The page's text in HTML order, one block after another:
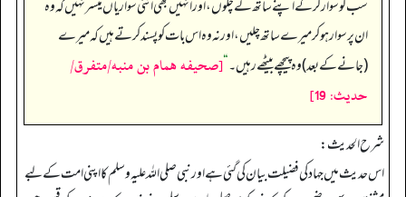
سب کو سوار کر کے اپنے ساتھ لے چلوں، اور انہیں بھی اتنی سواریاں میسر نہیں کہ وہ
ان پر سوار ہو کر میرے ساتھ چلیں، اور نہ وہ اس بات کو پسند کرتے ہیں کہ میرے
(جانے کے بعد) وہ پیچھے بیٹھے رہیں۔“[صحيفه همام بن منبه/متفرق/
حدیث: 19]
شرح الحديث:
اس حدیث میں جہاد کی فضیلت بیان کی گئی ہے اور نبی صلی الله علیہ وسلم کا اپنی امت کے لبے